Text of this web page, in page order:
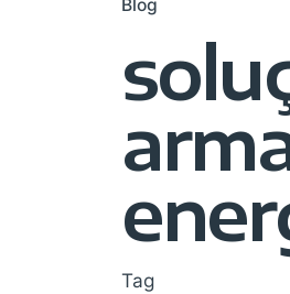
Blog
Tag